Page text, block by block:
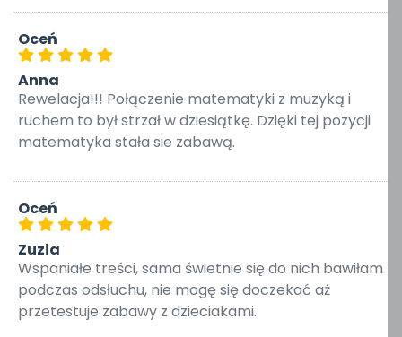
Oceń
Anna
Rewelacja!!! Połączenie matematyki z muzyką i
ruchem to był strzał w dziesiątkę. Dzięki tej pozycji
matematyka stała sie zabawą.
Oceń
Zuzia
Wspaniałe treści, sama świetnie się do nich bawiłam
podczas odsłuchu, nie mogę się doczekać aż
przetestuje zabawy z dzieciakami.